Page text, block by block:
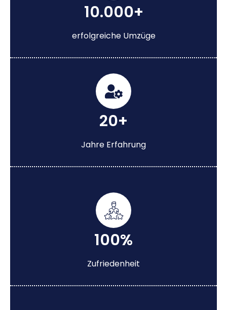
10.000+
erfolgreiche Umzüge
20+
Jahre Erfahrung
100%
Zufriedenheit